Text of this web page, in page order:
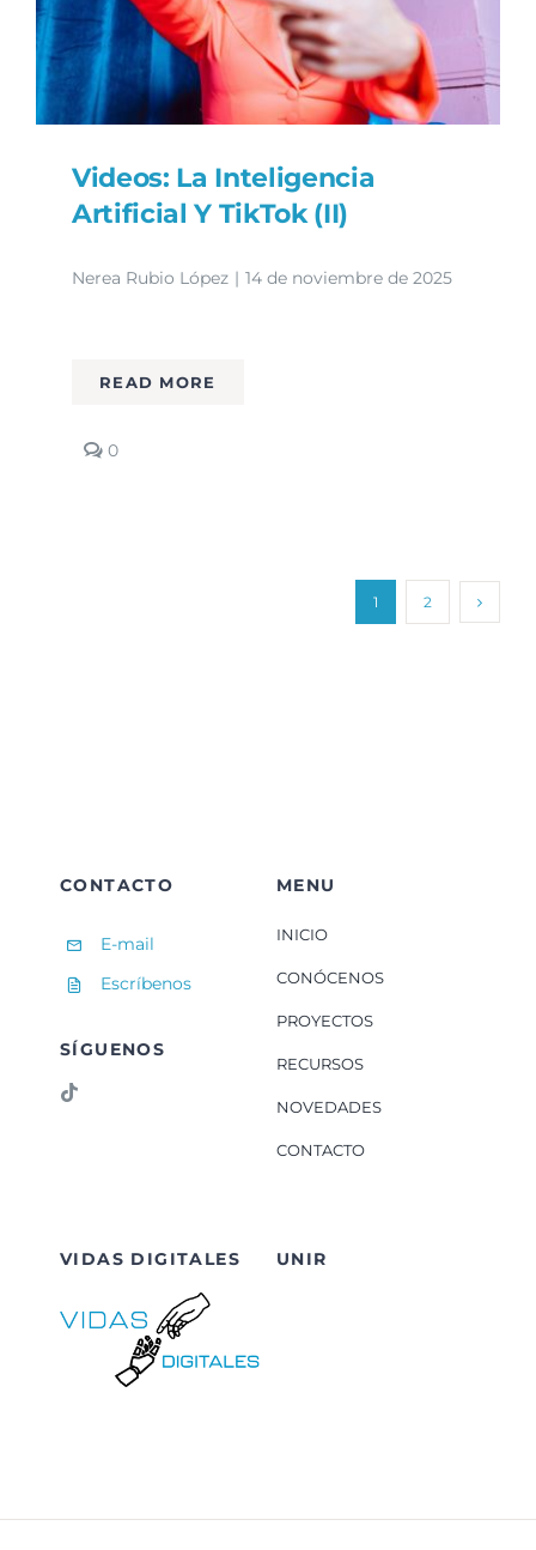
Videos: La Inteligencia
Artificial Y TikTok (II)
Nerea Rubio López | 14 de noviembre de 2025
READ MORE
0comments
1 2
CONTACTO
E-mail
Escríbenos
SÍGUENOS
MENU
INICIO
CONÓCENOS
PROYECTOS
RECURSOS
NOVEDADES
CONTACTO
VIDAS DIGITALES UNIR